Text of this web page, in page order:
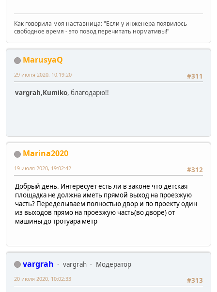
Как говорила моя наставница: "Если у инженера появилось
свободное время - это повод перечитать нормативы!"
MarusyaQ
#311
29 июня 2020, 10:19:20
vargrah,Kumiko, благодарю!!
Marina2020
#312
19 июля 2020, 19:02:42
Добрый день. Интересует есть ли в законе что детская
площадка не должна иметь прямой выход на проезжую
часть? Переделываем полностью двор и по проекту один
из выходов прямо на проезжую часть(во дворе) от
машины до тротуара метр
vargrah vargrah
Модератор
#313
20 июля 2020, 10:02:33